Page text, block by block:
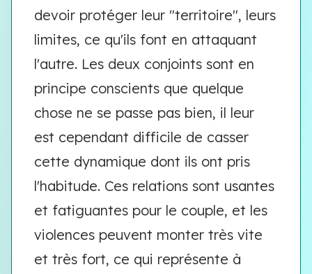
devoir protéger leur "territoire", leurs
limites, ce qu'ils font en attaquant
l'autre. Les deux conjoints sont en
principe conscients que quelque
chose ne se passe pas bien, il leur
est cependant difficile de casser
cette dynamique dont ils ont pris
l'habitude. Ces relations sont usantes
et fatiguantes pour le couple, et les
violences peuvent monter très vite
et très fort, ce qui représente à